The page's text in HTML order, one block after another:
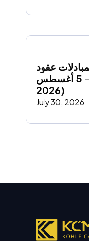
عقود
الفروقات (31 يوليو 2026 - 5 أغسطس
2026)
July 30, 2026